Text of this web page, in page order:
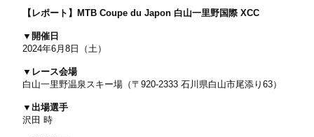
【レポート】MTB Coupe du Japon 白山一里野国際 XCC
▼開催日
2024年6月8日（土）
▼レース会場
白山一里野温泉スキー場（〒920-2333 石川県白山市尾添り63）
▼出場選手
沢田 時